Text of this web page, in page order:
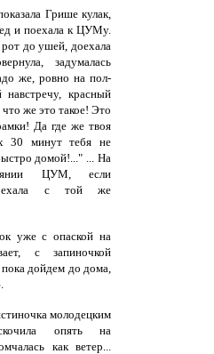
Грише кулак,
и поехала к ЦУМу.
рот до ушей, доехала
задумалась
же, ровно на пол-
красный
же это такое! Это
Да где же твоя
30 минут тебя не
домой!..." ... На
ЦУМ, если
ехала с той же
уже с опаской на
с запиночкой
дойдем до дома,
молодецким
опять на
как ветер...